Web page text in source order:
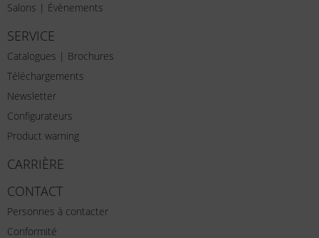
Salons | Évènements
SERVICE
Catalogues | Brochures
Téléchargements
Newsletter
Configurateurs
Product warning
CARRIÈRE
CONTACT
Personnes à contacter
Conformité